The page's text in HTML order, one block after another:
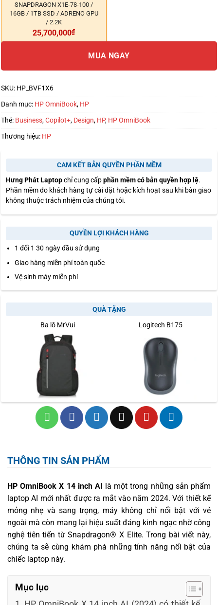
SNAPDRAGON X1E-78-100 /
16GB / 1TB SSD / ADRENO GPU
/ 2.2K
25,700,000₫
MUA NGAY
SKU: HP_BVF1X6
Danh mục: HP OmniBook, HP
Thẻ: Business,Copilot+, Design, HP, HP OmniBook
Thương hiệu: HP
CAM KẾT BẢN QUYỀN PHẦN MỀM
Hưng Phát Laptopchỉ cung cấpphần mềm có bản quyền hợp lệ.
Phần mềm do khách hàng tự cài đặt hoặc kích hoạt sau khi bàn giao
không thuộc trách nhiệm của chúng tôi.
QUYỀN LỢI KHÁCH HÀNG
1 đổi 1 30 ngày đầu sử dụng
Giao hàng miễn phí toàn quốc
Vệ sinh máy miễn phí
QUÀ TẶNG
Ba lô MrVui Logitech B175
THÔNG TIN SẢN PHẨM
HP OmniBook X 14 inch AI
là một trong những sản phẩm
laptop AI mới nhất được ra mắt vào năm 2024. Với thiết kế
mỏng nhẹ và sang trọng, máy không chỉ nổi bật với vẻ
ngoài mà còn mang lại hiệu suất đáng kinh ngạc nhờ công
nghệ tiên tiến từ Snapdragon® X Elite. Trong bài viết này,
chúng ta sẽ cùng khám phá những tính năng nổi bật của
chiếc laptop này.
Mục lục